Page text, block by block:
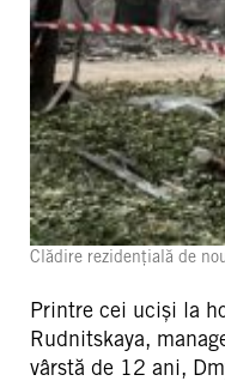
Clădire rezidențială de
Printre cei uciși la
Rudnitskaya,
vârstă de 12 ani,